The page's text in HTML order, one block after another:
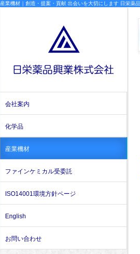
産業機材｜創造・提案・貢献 出会いを大切にします 日栄薬
会社案内
化学品
産業機材
ファインケミカル受委託
ISO14001環境方針ページ
English
お問い合わせ